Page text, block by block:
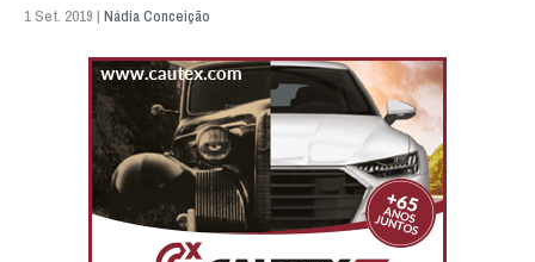
1 Set. 2019 | Nádia Conceição